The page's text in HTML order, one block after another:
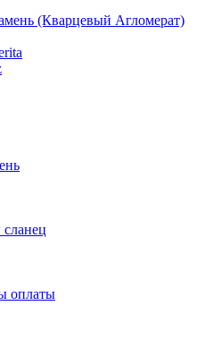
(Кварцевый Агломерат)
сланец
оплаты